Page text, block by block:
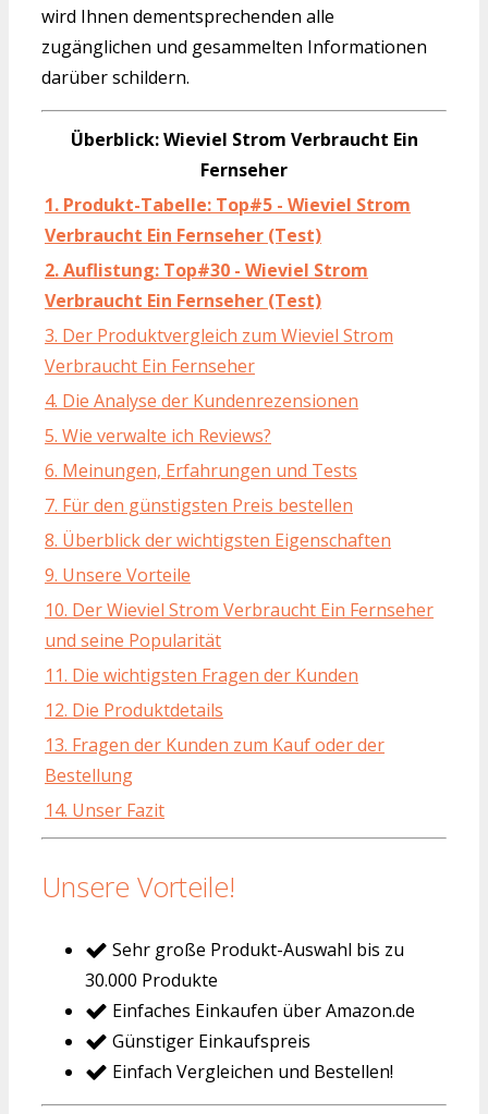
wird Ihnen dementsprechenden alle
zugänglichen und gesammelten Informationen
darüber schildern.
Überblick: Wieviel Strom Verbraucht Ein
Fernseher
1. Produkt-Tabelle: Top#5 - Wieviel Strom
Verbraucht Ein Fernseher (Test)
2. Auflistung: Top#30 - Wieviel Strom
Verbraucht Ein Fernseher (Test)
3. Der Produktvergleich zum Wieviel Strom
Verbraucht Ein Fernseher
4. Die Analyse der Kundenrezensionen
5. Wie verwalte ich Reviews?
6. Meinungen, Erfahrungen und Tests
7. Für den günstigsten Preis bestellen
8. Überblick der wichtigsten Eigenschaften
9. Unsere Vorteile
10. Der Wieviel Strom Verbraucht Ein Fernseher
und seine Popularität
11. Die wichtigsten Fragen der Kunden
12. Die Produktdetails
13. Fragen der Kunden zum Kauf oder der
Bestellung
14. Unser Fazit
Unsere Vorteile!
Sehr große Produkt-Auswahl bis zu
30.000 Produkte
Einfaches Einkaufen über Amazon.de
Günstiger Einkaufspreis
Einfach Vergleichen und Bestellen!